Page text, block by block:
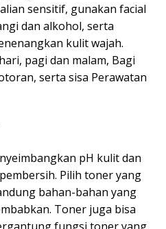
sensitif, gunakan facial
dan alkohol, serta
kulit wajah.
pagi dan malam, Bagi
serta sisa Perawatan
pH kulit dan
Pilih toner yang
bahan-bahan yang
Toner juga bisa